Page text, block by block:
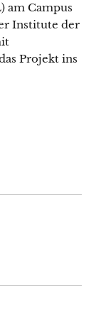
am Campus
Institute der
Projekt ins